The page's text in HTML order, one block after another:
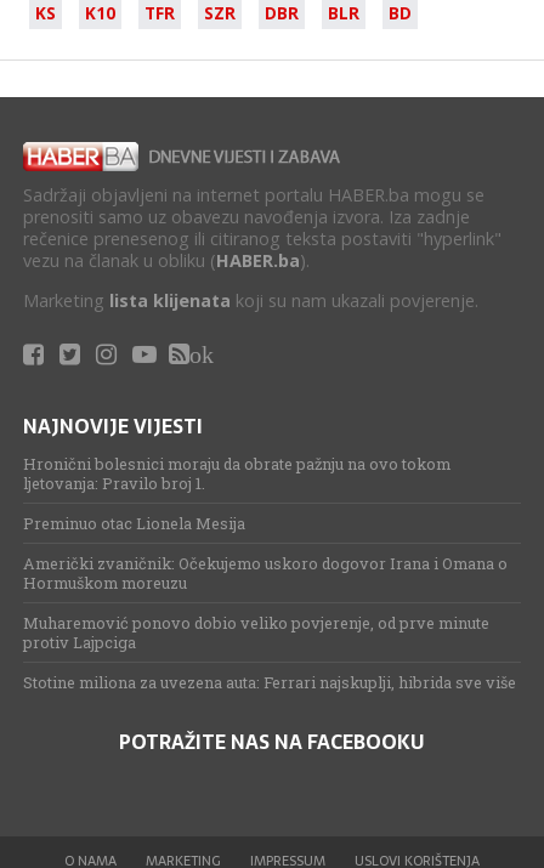
KS
K10 TFR SZR DBR BLR BD
Sadržaji objavljeni na internet portalu HABER.ba mogu se
prenositi samo uz obavezu navođenja izvora. Iza zadnje
rečenice prenesenog ili citiranog teksta postaviti "hyperlink"
vezu na članak u obliku (HABER.ba).
Marketing lista klijenata koji su nam ukazali povjerenje.
ok
NAJNOVIJE VIJESTI
Hronični bolesnici moraju da obrate pažnju na ovo tokom
ljetovanja: Pravilo broj 1.
Preminuo otac Lionela Mesija
Američki zvaničnik: Očekujemo uskoro dogovor Irana i Omana o
Hormuškom moreuzu
Muharemović ponovo dobio veliko povjerenje, od prve minute
protiv Lajpciga
Stotine miliona za uvezena auta: Ferrari najskuplji, hibrida sve više
POTRAŽITE NAS NA FACEBOOKU
O NAMA MARKETING IMPRESSUM USLOVI KORIŠTENJA